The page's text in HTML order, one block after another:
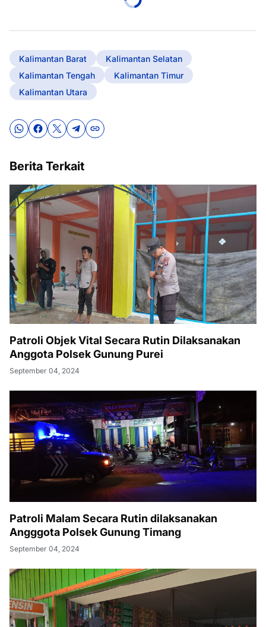
Kalimantan Barat
Kalimantan Selatan
Kalimantan Tengah
Kalimantan Timur
Kalimantan Utara
Berita Terkait
Patroli Objek Vital Secara Rutin Dilaksanakan
Anggota Polsek Gunung Purei
September 04, 2024
Patroli Malam Secara Rutin dilaksanakan
Angggota Polsek Gunung Timang
September 04, 2024